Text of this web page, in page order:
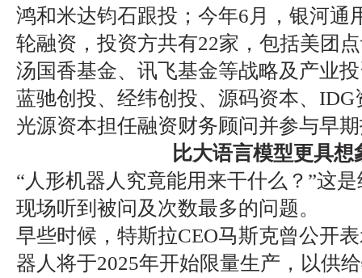
鸿和米达钧石跟投；今年6月，银河通
轮融资，投资方共有22家，包括美团
汤国香基金、讯飞基金等战略及产业
蓝驰创投、经纬创投、源码资本、
光源资本担任融资财务顾问并参与早
比大语言模型更具想
“人形机器人究竟能用来干什么？”这
现场听到被问及次数最多的问题。
早些时候，特斯拉CEO马斯克曾公开
器人将于2025年开始限量生产，以供